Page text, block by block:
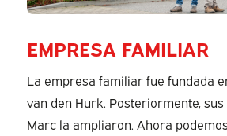
EMPRESA FAMILIAR
La empresa familiar fue fundada
van den Hurk. Posteriormente,
Marc la ampliaron. Ahora